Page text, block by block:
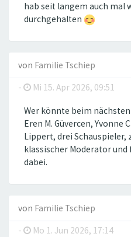
hab seit langem auch mal
durchgehalten
von Familie Tschiep
-
Mi 15. Apr 2026, 09:51
Wer könnte beim
Eren M. Güvercen,
Lippert, drei Schauspieler,
klassischer Moderator
dabei.
von Familie Tschiep
-
Mo 1. Jun 2026, 17:14